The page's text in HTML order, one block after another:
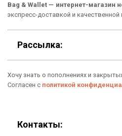
Подарочные
О нас
Отзывы о Bag & Wallet
Гарантия
Сумки
Новинки
Подарки
Bag & Wallet — интернет-магазин
экспресс-доставкой и
Рассылка:
Хочу знать о пополнениях и
Согласен с политикой
Контакты: